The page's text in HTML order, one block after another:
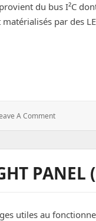
du bus I²C
par des
A Comment: DCS
:
Light
Panel
PANEL
utiles au